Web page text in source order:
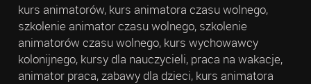
kurs animatorów, kurs animatora czasu wolnego,
szkolenie animator czasu wolnego, szkolenie
animatorów czasu wolnego, kurs wychowawcy
kolonijnego, kursy dla nauczycieli, praca na wakacje,
animator praca, zabawy dla dzieci, kurs animatora